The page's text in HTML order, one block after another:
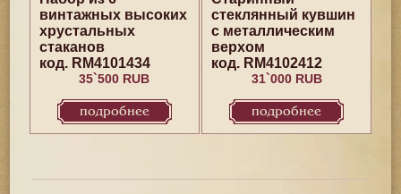
винтажных высоких
хрустальных
стаканов
код. RM4101434
35`500 RUB
подробнее
стеклянный кувшин
с металлическим
верхом
код. RM4102412
31`000 RUB
подробнее